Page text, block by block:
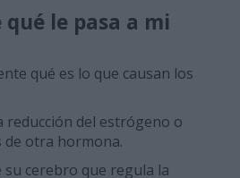
le pasa a mi
qué es lo que causan los
reducción del estrógeno o
de otra hormona.
su cerebro que regula la